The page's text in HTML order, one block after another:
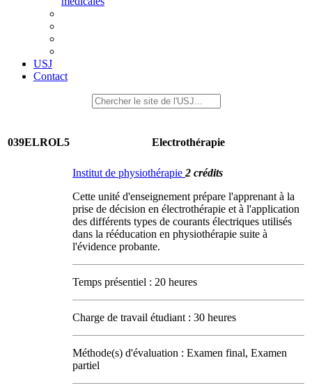
USJ
Contact
039ELROL5 Electrothérapie
Institut de physiothérapie 2 crédits
Cette unité d'enseignement prépare l'apprenant à la
prise de décision en électrothérapie et à l'application
des différents types de courants électriques utilisés
dans la rééducation en physiothérapie suite à
l'évidence probante.
Temps présentiel : 20 heures
Charge de travail étudiant : 30 heures
Méthode(s) d'évaluation : Examen final, Examen
partiel